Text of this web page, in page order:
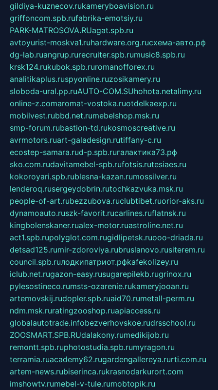
gildiya-kuznecov.rukameryboavision.ru
griffoncom.spb.rufabrika-emotsiy.ru
PARK-MATROSOVA.RUagat.spb.ru
avtoyurist-moskva1.ruhardware.org.ruсхема-авто.рф
dg-lab.ruangrup.rurecruiter.spb.rumusic8.spb.ru
krsk124.rukubok.spb.ruromanofforex.ru
analitikaplus.ruspyonline.ruzosikamery.ru
sloboda-ural.pp.ruAUTO-COM.SUhohota.netalimy.ru
online-z.comaromat-vostoka.ruotdelkaexp.ru
mobilvest.rubbd.net.rumebelshop.msk.ru
smp-forum.rubastion-td.rukosmoscreative.ru
avrmotors.ruart-galadesign.rutiffany-c.ru
ecostep-samara.rud-p.spb.ruгалактика73.рф
sko.com.rudavitamebel-spb.rufotsis.rutesiaes.ru
kokoroyari.spb.rublesna-kazan.rumossilver.ru
lenderoq.rusergeydobrin.rutochkazvuka.msk.ru
people-of-art.rubezzubova.ruclubtibet.ruorior-aks.ru
dynamoauto.ruszk-favorit.rucarlines.ruflatnsk.ru
kingbolenskaner.rualex-motor.ruastroline.net.ru
act1.spb.rupolyglot.com.rugidlipetsk.ruooo-driada.ru
detsad125.rumir-zdoroviya.rubruslanovo.rusiterem.ru
council.spb.ruлодкипатриот.рфkafekolizey.ru
iclub.net.rugazon-easy.rusugarepilekb.rugrinox.ru
pylesostineco.rumsts-ozarenie.rukameryjooan.ru
artemovskij.rudopler.spb.ruaid70.rumetall-perm.ru
ndm.msk.ruratingzooshop.ruapiaccess.ru
globalautotrade.infobezverhovskoe.rudrsschool.ru
ZOOSMART.SPB.RUdalakony.rumedikijob.ru
remontt.spb.ruphotostudia.spb.rumyragon.ru
terramia.ruacademy62.rugardengallereya.rurti.com.ru
artem-news.rubiserinca.rukrasnodarkurort.com
imshowtv.rumebel-v-tule.rumobtopik.ru